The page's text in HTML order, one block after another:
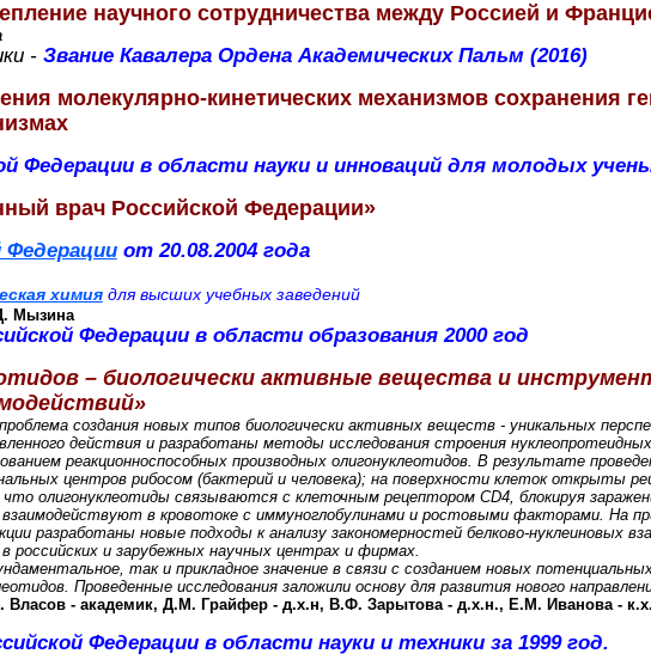
научного сотрудничества между Россией и
- Звание Кавалера Ордена Академических Пальм (2016)
молекулярно-кинетических механизмов сохранения
Федерации в области науки и инноваций для молодых
врач Российской Федерации»
Федерацииот 20.08.2004 года
химия для высших учебных заведений
Мызина
Федерации в области образования 2000 год
– биологически активные вещества и
создания новых типов биологически активных веществ - уникальных
действия и разработаны методы исследования строения
реакционноспособных производных олигонуклеотидов. В результате
центров рибосом (бактерий и человека); на поверхности клеток открыты
олигонуклеотиды связываются с клеточным рецептором CD4, блокируя
в кровотоке с иммуноглобулинами и ростовыми факторами. На
разработаны новые подходы к анализу закономерностей белково-нуклеиновых
и зарубежных научных центрах и фирмах.
так и прикладное значение в связи с созданием новых
Проведенные исследования заложили основу для развития нового
- академик, Д.М. Грайфер - д.х.н, В.Ф. Зарытова - д.х.н., Е.М. Иванова -
Федерации в области науки и техники за 1999 год.